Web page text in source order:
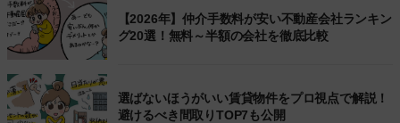
【2026年】仲介手数料が安い不動産会社ランキン
グ20選！無料～半額の会社を徹底比較
選ばないほうがいい賃貸物件をプロ視点で解説！
避けるべき間取りTOP7も公開